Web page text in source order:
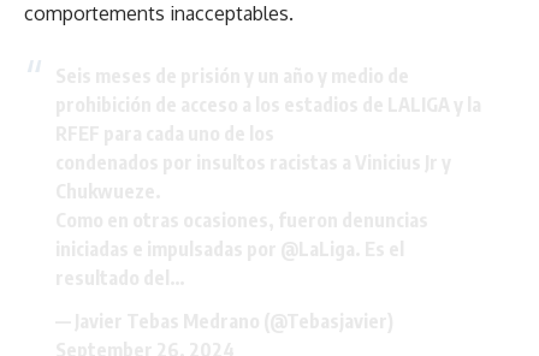
comportements inacceptables.